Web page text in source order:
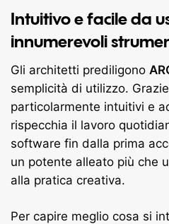
Intuitivo e facile da
innumerevoli
Gli architetti prediligono
semplicità di utilizzo.
particolarmente intuitivi e
rispecchia il lavoro
software fin dalla prima
un potente alleato più che
alla pratica creativa.
Per capire meglio cosa si